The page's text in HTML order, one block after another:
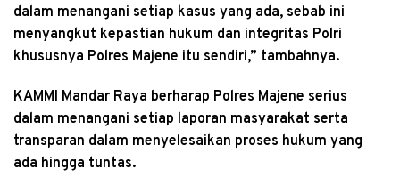
dalam menangani setiap kasus yang ada, sebab ini
menyangkut kepastian hukum dan integritas Polri
khususnya Polres Majene itu sendiri,” tambahnya.
KAMMI Mandar Raya berharap Polres Majene serius
dalam menangani setiap laporan masyarakat serta
transparan dalam menyelesaikan proses hukum yang
ada hingga tuntas.